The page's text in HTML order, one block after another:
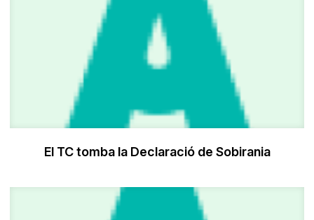
El TC tomba la Declaració de Sobirania